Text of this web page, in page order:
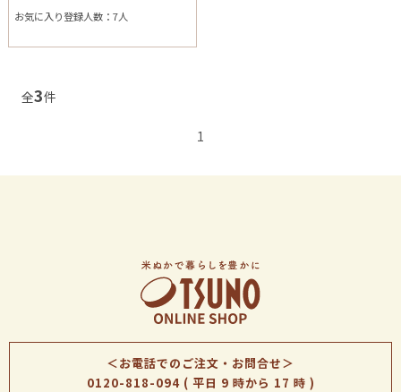
お気に入り登録人数：7人
全3件
1
＜お電話でのご注文・お問合せ＞
0120-818-094( 平日 9 時から 17 時 )